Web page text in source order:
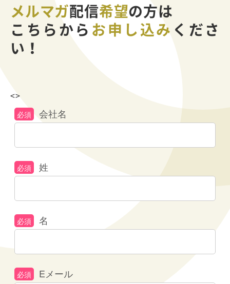
メルマガ配信希望の方は
こちらから お申し込み くださ
い！
<>
会社名
姓
名
Eメール